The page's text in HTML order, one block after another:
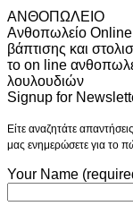
ΑΝΘΟΠΩΛΕΙΟ
Ανθοπωλείο
βάπτισης και
το on line
λουλουδιών
Signup for
Είτε αναζητάτε
μας ενημερώσετε για το
Your Name